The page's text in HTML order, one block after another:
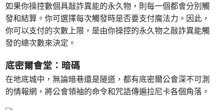
如果你操控數個具敲詐異能的永久物，則每一個都會分別觸
發和結算。你可選擇每次觸發時是否要支付魔法力。因此，
你可以支付的次數上限，是由你操控的永久物之敲詐異能觸
發的總次數來決定。
底密爾會堂：暗碼
在地底城中，無論暗巷還是隧道，都有底密爾公會深不可測
的情報網，將公會領袖的命令和咒語傳遍拉尼卡各個角落。